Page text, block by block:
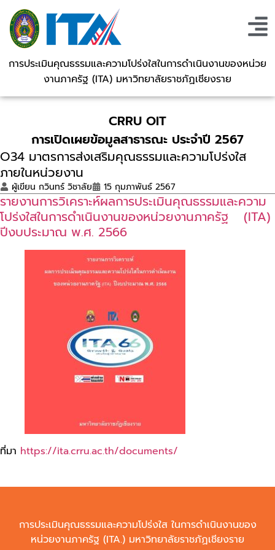
การประเมินคุณธรรมและความโปร่งใสในการดำเนินงานของหน่วย
งานภาครัฐ (ITA) มหาวิทยาลัยราชภัฏเชียงราย
CRRU OIT
การเปิดเผยข้อมูลสาธารณะ ประจำปี 2567
O34 มาตรการส่งเสริมคุณธรรมและความโปร่งใส
ภายในหน่วยงาน
ผู้เขียน กวินทร์ วิชาลัย 15 กุมภาพันธ์ 2567
รายงานการวิเคราะห์ผลการประเมินคุณธรรมและความ
โปร่งใสในการดำเนินงานของหน่วยงานภาครัฐ (ITA)
ปีงบประมาณ พ.ศ. 2566
ที่มา https://ita.crru.ac.th/documents/
การประเมินคุณธรรมและความโปร่งใส ในการดำเนินงานของ
หน่วยงานภาครัฐ (ITA.) มหาวิทยาลัยราชภัฏเชียงราย